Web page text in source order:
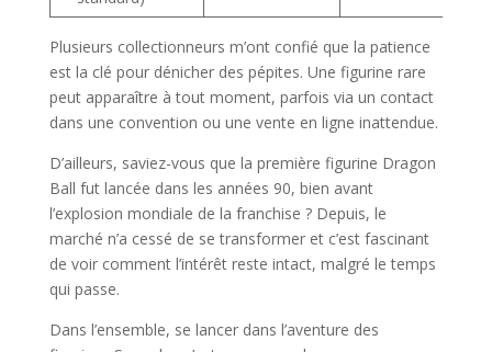
Plusieurs collectionneurs m’ont confié que la patience
est la clé pour dénicher des pépites. Une figurine rare
peut apparaître à tout moment, parfois via un contact
dans une convention ou une vente en ligne inattendue.
D’ailleurs, saviez-vous que la première figurine Dragon
Ball fut lancée dans les années 90, bien avant
l’explosion mondiale de la franchise ? Depuis, le
marché n’a cessé de se transformer et c’est fascinant
de voir comment l’intérêt reste intact, malgré le temps
qui passe.
Dans l’ensemble, se lancer dans l’aventure des